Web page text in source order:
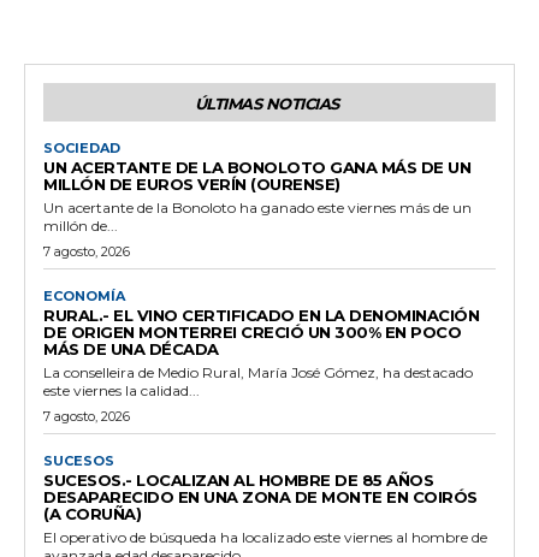
ÚLTIMAS NOTICIAS
SOCIEDAD
UN ACERTANTE DE LA BONOLOTO GANA MÁS DE UN
MILLÓN DE EUROS VERÍN (OURENSE)
Un acertante de la Bonoloto ha ganado este viernes más de un
millón de...
7 agosto, 2026
ECONOMÍA
RURAL.- EL VINO CERTIFICADO EN LA DENOMINACIÓN
DE ORIGEN MONTERREI CRECIÓ UN 300% EN POCO
MÁS DE UNA DÉCADA
La conselleira de Medio Rural, María José Gómez, ha destacado
este viernes la calidad...
7 agosto, 2026
SUCESOS
SUCESOS.- LOCALIZAN AL HOMBRE DE 85 AÑOS
DESAPARECIDO EN UNA ZONA DE MONTE EN COIRÓS
(A CORUÑA)
El operativo de búsqueda ha localizado este viernes al hombre de